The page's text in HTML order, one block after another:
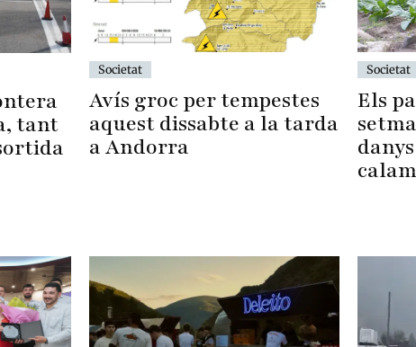
tant
Societat
Avís groc per tempestes
aquest dissabte a la tarda
a Andorra
Societat
Els